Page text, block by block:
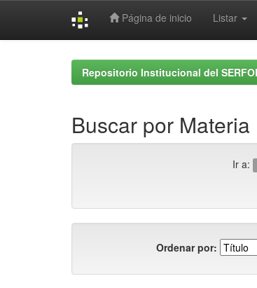
Página de inicio Listar
Repositorio Institucional del
Buscar por
Ir a:
Ordenar por: